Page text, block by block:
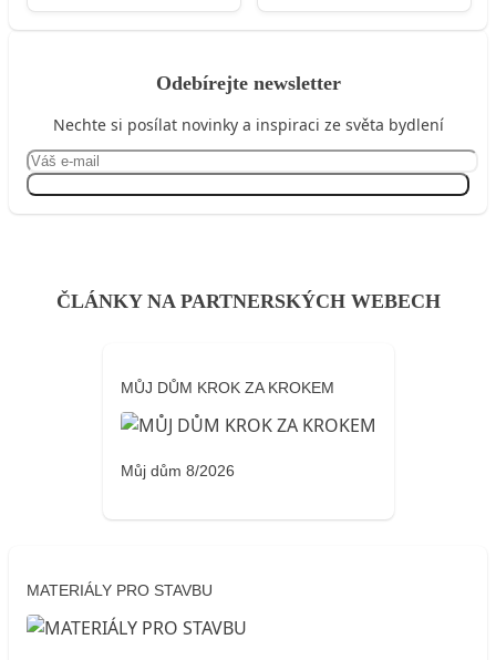
Odebírejte newsletter
Nechte si posílat novinky a inspiraci ze světa bydlení
ČLÁNKY NA PARTNERSKÝCH WEBECH
MŮJ DŮM KROK ZA KROKEM
Můj dům 8/2026
MATERIÁLY PRO STAVBU